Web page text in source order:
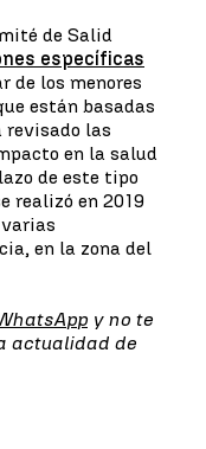
de Salid
específicas
de los menores
están basadas
revisado las
en la salud
de este tipo
realizó en 2019
en la zona del
y no te
actualidad de